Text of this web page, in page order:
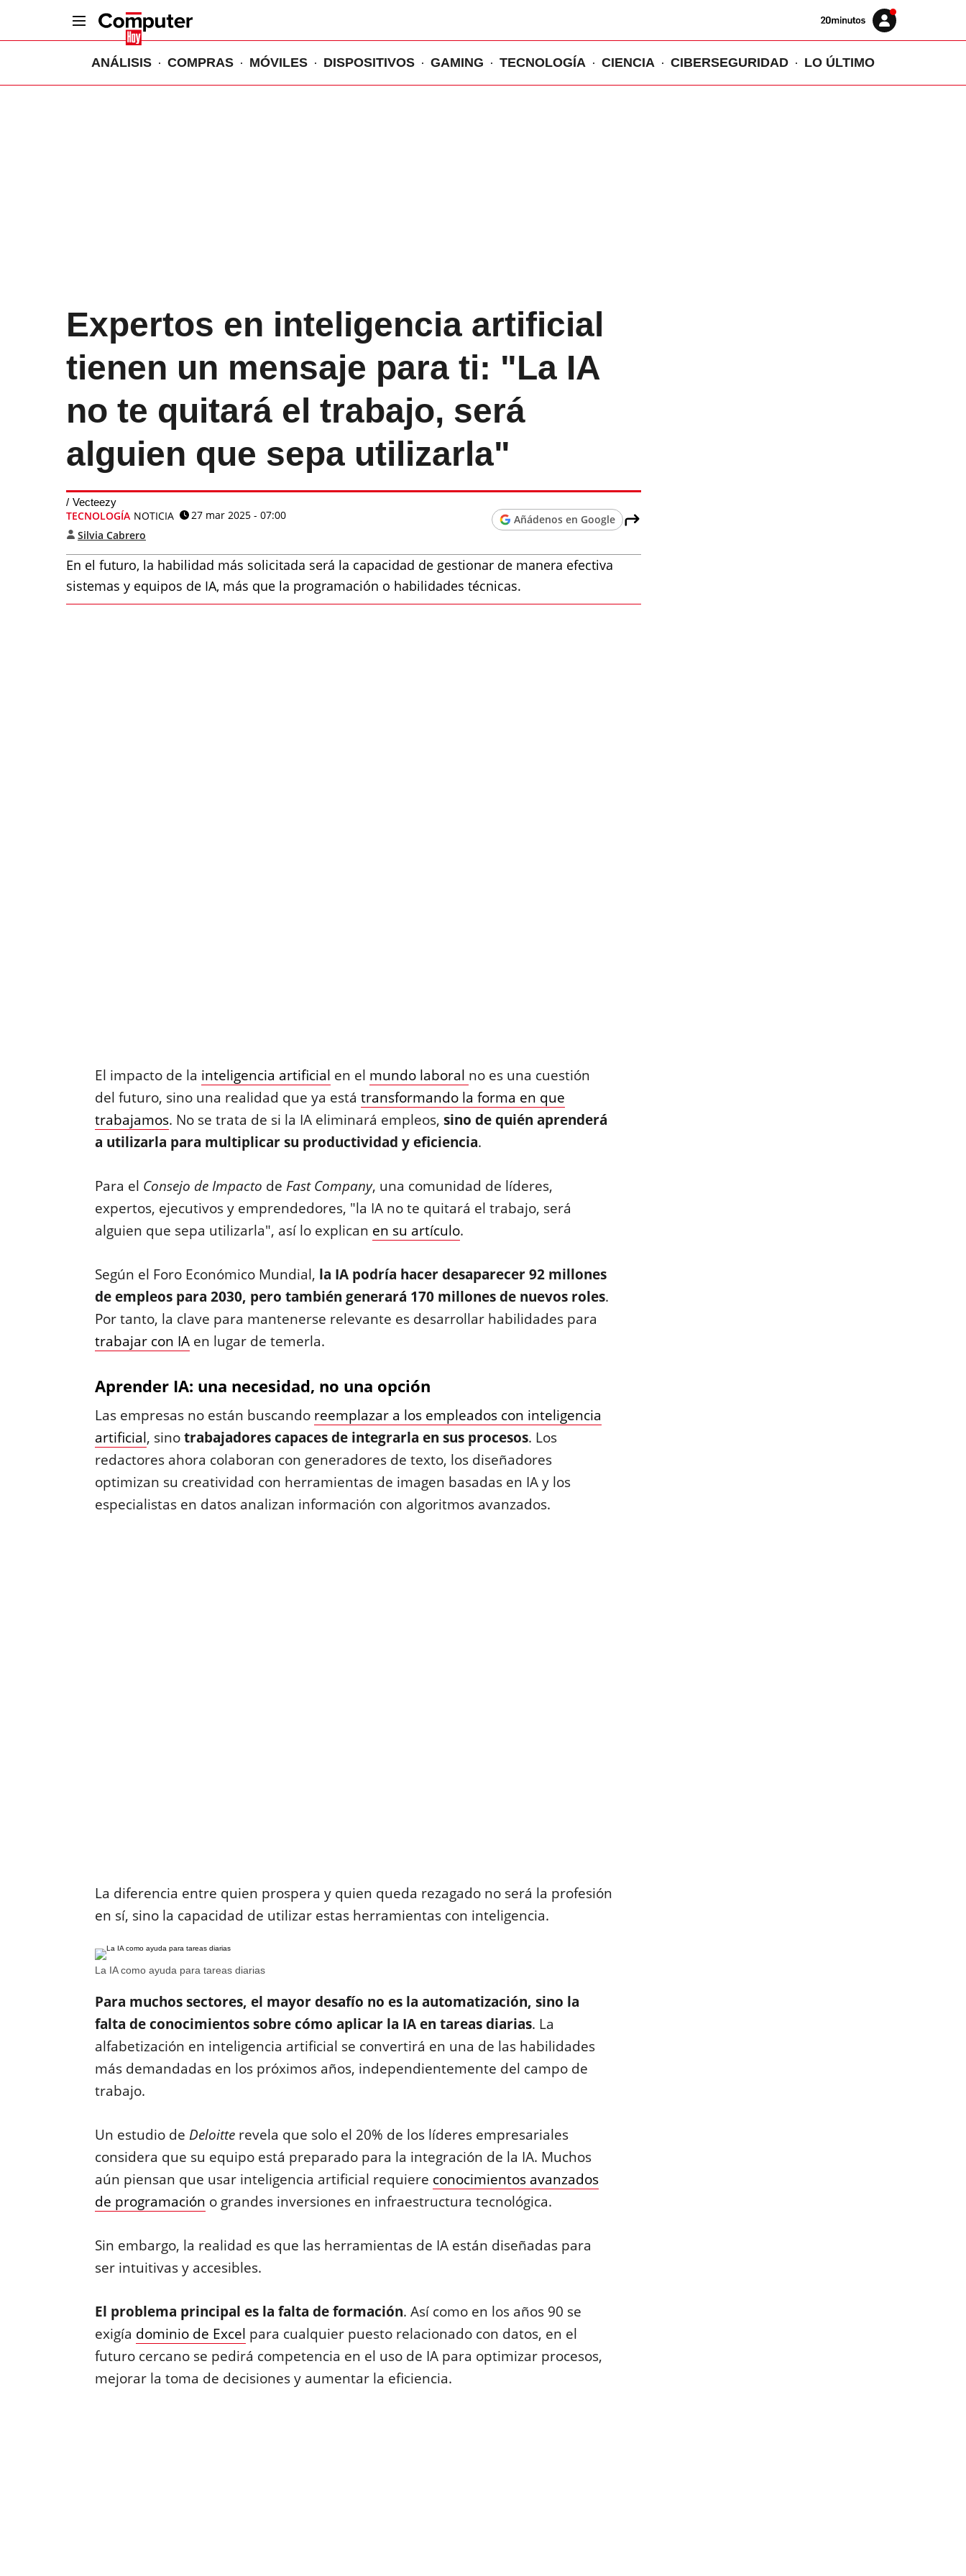
Volver
Iniciar
sesión
ANÁLISIS COMPRAS MÓVILES DISPOSITIVOS GAMING TECNOLOGÍA CIENCIA CIBERSEGURIDAD LO ÚLTIMO
Expertos en inteligencia artificial
tienen un mensaje para ti: "La IA
no te quitará el trabajo, será
alguien que sepa utilizarla"
Vecteezy
TECNOLOGÍA NOTICIA
27 mar 2025 - 07:00
Silvia Cabrero
Añádenos en Google
En el futuro, la habilidad más solicitada será la capacidad de gestionar de manera efectiva
sistemas y equipos de IA, más que la programación o habilidades técnicas.
El impacto de la inteligencia artificial en el mundo laboral no es una cuestión
del futuro, sino una realidad que ya está transformando la forma en que
trabajamos. No se trata de si la IA eliminará empleos, sino de quién aprenderá
a utilizarla para multiplicar su productividad y eficiencia.
Para el Consejo de Impacto de Fast Company, una comunidad de líderes,
expertos, ejecutivos y emprendedores, "la IA no te quitará el trabajo, será
alguien que sepa utilizarla", así lo explican en su artículo.
Según el Foro Económico Mundial, la IA podría hacer desaparecer 92 millones
de empleos para 2030, pero también generará 170 millones de nuevos roles.
Por tanto, la clave para mantenerse relevante es desarrollar habilidades para
trabajar con IAen lugar de temerla.
Aprender IA: una necesidad, no una opción
Las empresas no están buscando reemplazar a los empleados con inteligencia
artificial, sinotrabajadores capaces de integrarla en sus procesos. Los
redactores ahora colaboran con generadores de texto, los diseñadores
optimizan su creatividad con herramientas de imagen basadas en IA y los
especialistas en datos analizan información con algoritmos avanzados.
La diferencia entre quien prospera y quien queda rezagado no será la profesión
en sí, sino la capacidad de utilizar estas herramientas con inteligencia.
La IA como ayuda para tareas diarias
Para muchos sectores, el mayor desafío no es la automatización, sino la
falta de conocimientos sobre cómo aplicar la IA en tareas diarias. La
alfabetización en inteligencia artificial se convertirá en una de las habilidades
más demandadas en los próximos años, independientemente del campo de
trabajo.
Un estudio de Deloitterevela que solo el 20% de los líderes empresariales
considera que su equipo está preparado para la integración de la IA. Muchos
aún piensan que usar inteligencia artificial requiere conocimientos avanzados
de programación o grandes inversiones en infraestructura tecnológica.
Sin embargo, la realidad es que las herramientas de IA están diseñadas para
ser intuitivas y accesibles.
El problema principal es la falta de formación. Así como en los años 90 se
exigía dominio de Excel para cualquier puesto relacionado con datos, en el
futuro cercano se pedirá competencia en el uso de IA para optimizar procesos,
mejorar la toma de decisiones y aumentar la eficiencia.